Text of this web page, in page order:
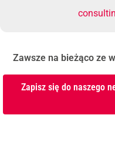
Zawsze na bieżąco ze
Zapisz się do naszego